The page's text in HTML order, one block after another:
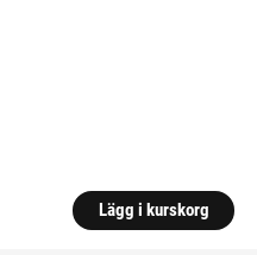
Lägg i kurskorg